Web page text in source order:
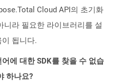
Cloud API의 초기화
니라 필요한 라이브러리를 설
됩니다.
에 대한 SDK를 찾을 수 없습
하나요?